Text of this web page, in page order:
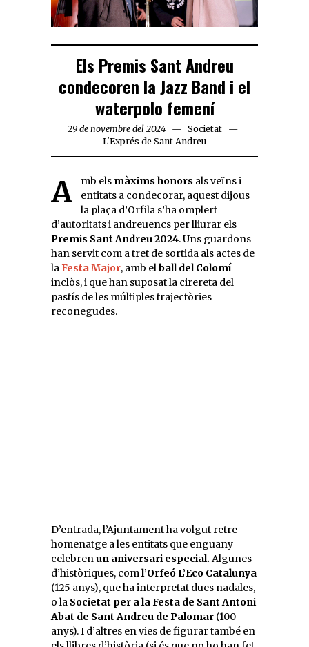
Els Premis Sant Andreu
condecoren la Jazz Band i el
waterpolo femení
29 de novembre del 2024
Societat
L'Exprés de Sant Andreu
Amb els màxims honors als veïns i
entitats a condecorar, aquest dijous
la plaça d’Orfila s’ha omplert
d’autoritats i andreuencs per lliurar els
Premis Sant Andreu 2024. Uns guardons
han servit com a tret de sortida als actes de
laFesta Major, amb elball del Colomí
inclòs, i que han suposat la cirereta del
pastís de les múltiples trajectòries
reconegudes.
D’entrada, l’Ajuntament ha volgut retre
homenatge a les entitats que enguany
celebrenun aniversari especial. Algunes
d’històriques, coml’Orfeó L’Eco Catalunya
(125 anys), que ha interpretat dues nadales,
o la Societat per a la Festa de Sant Antoni
Abat de Sant Andreu de Palomar (100
anys). I d’altres en vies de figurar també en